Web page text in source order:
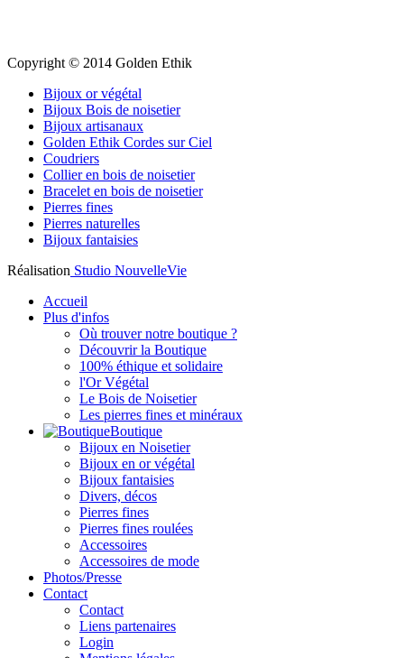
Copyright © 2014 Golden Ethik
Bijoux or végétal
Bijoux Bois de noisetier
Bijoux artisanaux
Golden Ethik Cordes sur Ciel
Coudriers
Collier en bois de noisetier
Bracelet en bois de noisetier
Pierres fines
Pierres naturelles
Bijoux fantaisies
Réalisation Studio NouvelleVie
Accueil
Plus d'infos
Où trouver notre boutique ?
Découvrir la Boutique
100% éthique et solidaire
l'Or Végétal
Le Bois de Noisetier
Les pierres fines et minéraux
Boutique
Bijoux en Noisetier
Bijoux en or végétal
Bijoux fantaisies
Divers, décos
Pierres fines
Pierres fines roulées
Accessoires
Accessoires de mode
Photos/Presse
Contact
Contact
Liens partenaires
Login